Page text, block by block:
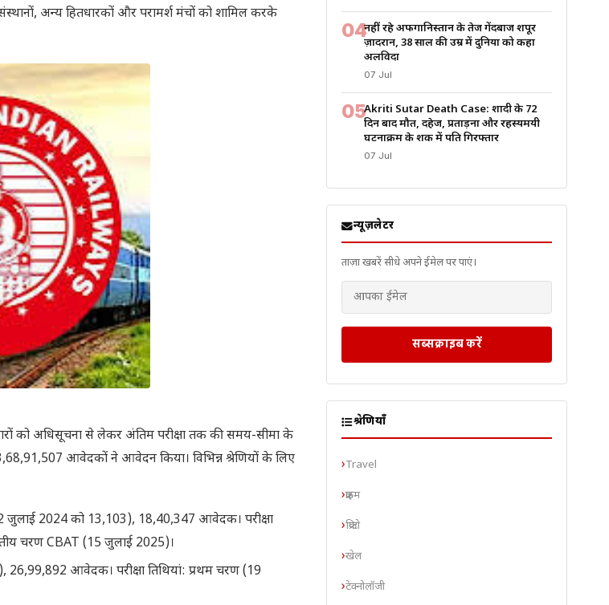
अन्य हितधारकों और परामर्श मंचों को शामिल करके
को अधिसूचना से लेकर अंतिम परीक्षा तक की समय-सीमा के
आवेदकों ने आवेदन किया। विभिन्न श्रेणियों के लिए
जुलाई 2024 को 13,103), 18,40,347 आवेदक। परीक्षा
चरण CBAT (15 जुलाई 2025)।
आवेदक। परीक्षा तिथियां: प्रथम चरण (19
04नहीं रहे अफगानिस्तान के तेज गेंदबाज शपूर
ज़ादरान, 38 साल की उम्र में दुनिया को कहा
अलविदा
07 Jul
05Akriti Sutar Death Case: शादी के 72
दिन बाद मौत, दहेज, प्रताड़ना और रहस्यमयी
घटनाक्रम के शक में पति गिरफ्तार
07 Jul
न्यूज़लेटर
ताज़ा खबरें सीधे अपने ईमेल पर पाएं।
सब्सक्राइब करें
श्रेणियाँ
Travel
क्राइम
क्रिप्टो
खेल
टेक्नोलॉजी